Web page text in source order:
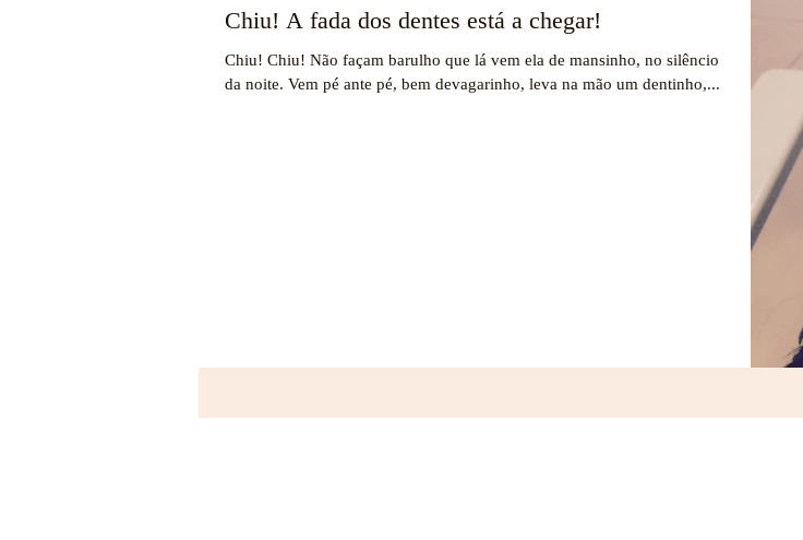
Chiu! A fada dos dentes está a chegar!
Chiu! Chiu! Não façam barulho que lá vem ela de mansinho, no silêncio
da noite. Vem pé ante pé, bem devagarinho, leva na mão um dentinho,...